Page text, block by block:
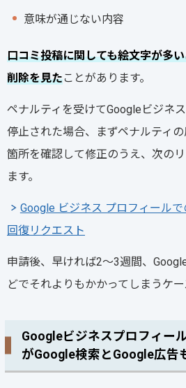
意味が通じない内容
口コミ投稿に関しても絵文字が多
削除を見たことがあります。
ペナルティを受けてGoogleビジネ
停止された場合、まずペナルティ
箇所を確認して修正のうえ、次の
ます。
Google ビジネス プロフィール
回復リクエスト
申請後、早ければ2～3週間、
どでそれよりもかかってしまうケー
Googleビジネスプロフィー
がGoogle検索とGoogle広告